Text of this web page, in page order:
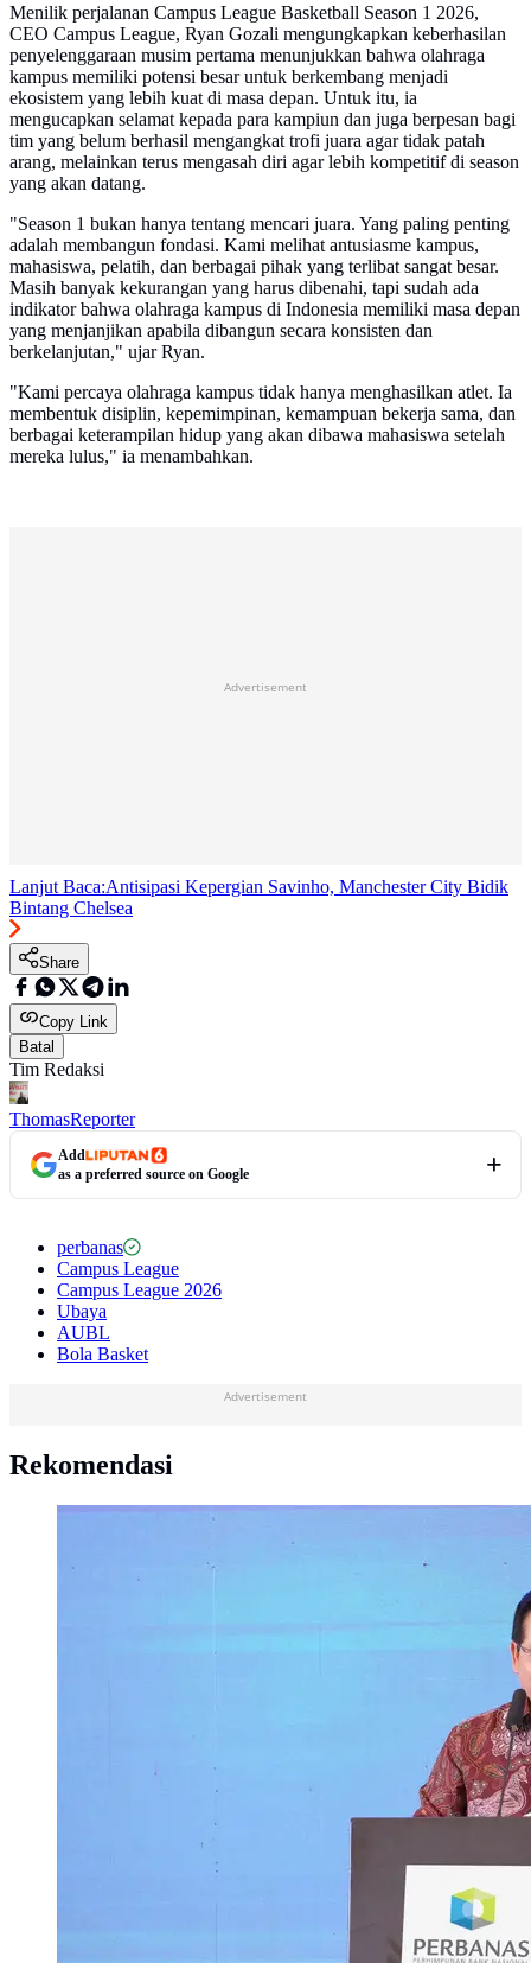
Menilik perjalanan Campus League Basketball Season 1 2026,
CEO Campus League, Ryan Gozali mengungkapkan keberhasilan
penyelenggaraan musim pertama menunjukkan bahwa olahraga
kampus memiliki potensi besar untuk berkembang menjadi
ekosistem yang lebih kuat di masa depan. Untuk itu, ia
mengucapkan selamat kepada para kampiun dan juga berpesan bagi
tim yang belum berhasil mengangkat trofi juara agar tidak patah
arang, melainkan terus mengasah diri agar lebih kompetitif di season
yang akan datang.
"Season 1 bukan hanya tentang mencari juara. Yang paling penting
adalah membangun fondasi. Kami melihat antusiasme kampus,
mahasiswa, pelatih, dan berbagai pihak yang terlibat sangat besar.
Masih banyak kekurangan yang harus dibenahi, tapi sudah ada
indikator bahwa olahraga kampus di Indonesia memiliki masa depan
yang menjanjikan apabila dibangun secara konsisten dan
berkelanjutan," ujar Ryan.
"Kami percaya olahraga kampus tidak hanya menghasilkan atlet. Ia
membentuk disiplin, kepemimpinan, kemampuan bekerja sama, dan
berbagai keterampilan hidup yang akan dibawa mahasiswa setelah
mereka lulus," ia menambahkan.
Advertisement
Lanjut Baca:Antisipasi Kepergian Savinho, Manchester City Bidik
Bintang Chelsea
Share
Copy Link
Batal
Tim Redaksi
ThomasReporter
Add
as a preferred source on Google
perbanas
Campus League
Campus League 2026
Ubaya
AUBL
Bola Basket
Advertisement
Rekomendasi